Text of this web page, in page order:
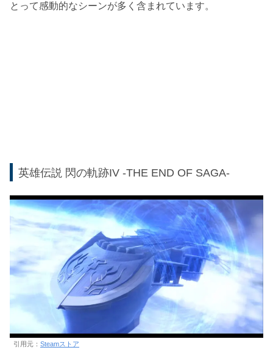
とって感動的なシーンが多く含まれています。
英雄伝説 閃の軌跡IV -THE END OF SAGA-
引用元： Steamストア